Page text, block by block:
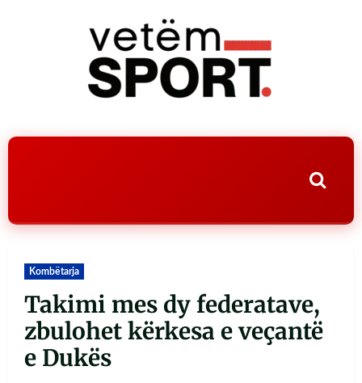
Kombëtarja
Takimi mes dy federatave,
zbulohet kërkesa e veçantë
e Dukës